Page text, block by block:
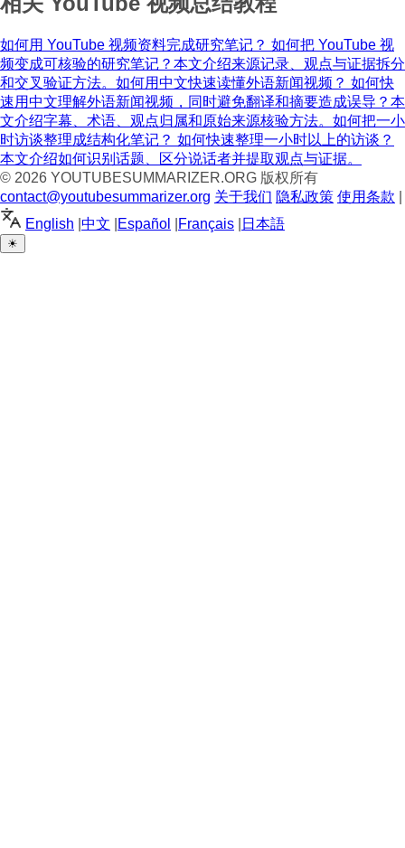
如何用 YouTube 视频资料完成研究笔记？ 如何把 YouTube 视
频变成可核验的研究笔记？本文介绍来源记录、观点与证据拆分
和交叉验证方法。 如何用中文快速读懂外语新闻视频？ 如何快
速用中文理解外语新闻视频，同时避免翻译和摘要造成误导？本
文介绍字幕、术语、观点归属和原始来源核验方法。 如何把一小
时访谈整理成结构化笔记？ 如何快速整理一小时以上的访谈？
本文介绍如何识别话题、区分说话者并提取观点与证据。
© 2026 YOUTUBESUMMARIZER.ORG 版权所有
contact@youtubesummarizer.org 关于我们 隐私政策 使用条款
English 中文 Español Français 日本語
☀